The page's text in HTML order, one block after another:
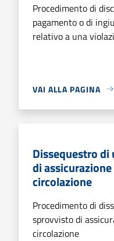
Procedimento di
pagamento o di
relativo a una
VAI ALLA PAGINA
Dissequestro
di
circolazione
Procedimento di
sprovvisto di
circolazione